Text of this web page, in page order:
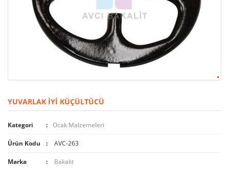
YUVARLAK İYI KÜÇÜLTÜCÜ
Kategori Ocak Malzemeleri
Ürün Kodu AVC-263
Marka Bakalit